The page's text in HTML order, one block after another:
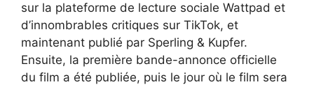
sur la plateforme de lecture sociale Wattpad et
d’innombrables critiques sur TikTok, et
maintenant publié par Sperling & Kupfer.
Ensuite, la première bande-annonce officielle
du film a été publiée, puis le jour où le film sera